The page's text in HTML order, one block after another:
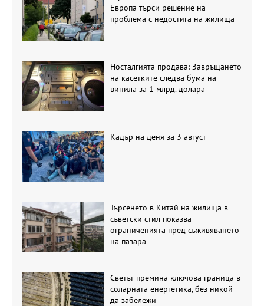
Европа търси решение на
проблема с недостига на жилища
Носталгията продава: Завръщането
на касетките следва бума на
винила за 1 млрд. долара
Кадър на деня за 3 август
Търсенето в Китай на жилища в
съветски стил показва
ограниченията пред съживяването
на пазара
Светът премина ключова граница в
соларната енергетика, без никой
да забележи